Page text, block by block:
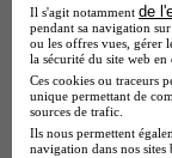
BTS Esf en
BTS
BTS Mco en
BTS Pi en
BTS Sp3s en
Master CCA
BTS Ndrc en
Il s'agit notamment de
pendant sa navigation
ou les offres vues, gérer
la sécurité du site web
Ces cookies ou traceurs
unique permettant de
sources de trafic.
Ils nous permettent
navigation dans nos